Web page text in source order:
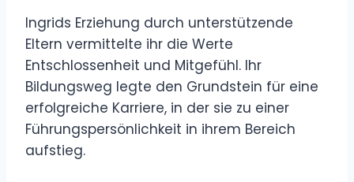
Ingrids Erziehung durch unterstützende
Eltern vermittelte ihr die Werte
Entschlossenheit und Mitgefühl. Ihr
Bildungsweg legte den Grundstein für eine
erfolgreiche Karriere, in der sie zu einer
Führungspersönlichkeit in ihrem Bereich
aufstieg.